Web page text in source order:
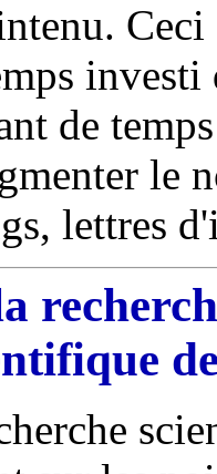
investi
de
le
lettres